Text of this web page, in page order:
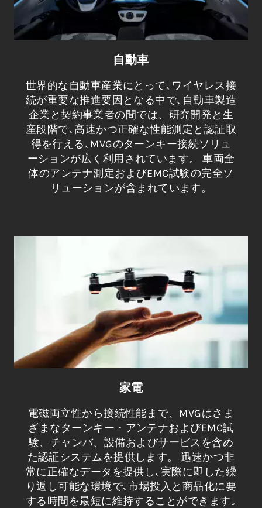
自動車
世界的な自動車産業にとって､ワイヤレス接
続が重要な推進要因となる中で､自動車製造
企業と契約事業者の間では、研究開発と生
産段階で､高速かつ正確な性能測定と認証取
得を行える､MVGのターンキー接続ソリュ
ーションが広く利用されています。 車両全
体のアンテナ測定およびEMC試験の完全ソ
リューションが含まれています。
家電
電磁両立性から接続性能まで、MVGはさま
ざまなターンキー・アンテナおよびEMC試
験、チャンバ、設備およびサービスを含め
た認証システムを提供します。 迅速かつ非
常に正確なデータを提供し､実際に即した繰
り返し可能な環境で､市場投入と商品化に要
する時間を最短に維持することができます｡